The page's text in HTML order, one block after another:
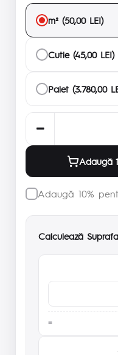
m² (50,00 LEI)
Cutie (45,00 LEI)
Palet (3.780,00
Adaugă
Adaugă 10%
Calculează